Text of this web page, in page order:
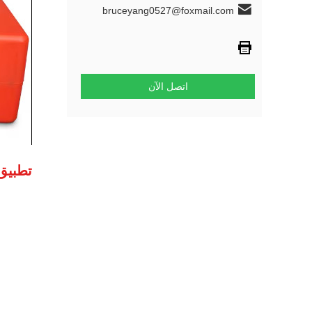
bruceyang0527@foxmail.com
اتصل الآن